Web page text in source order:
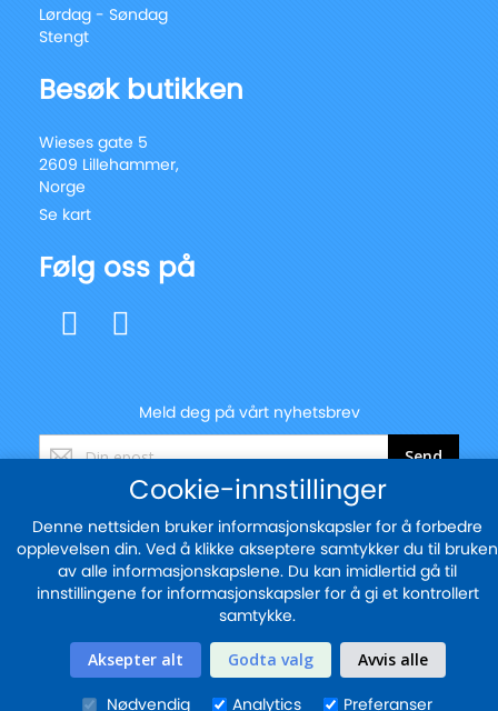
Lørdag - Søndag
Stengt
Besøk butikken
Wieses gate 5
2609 Lillehammer,
Norge
Se kart
Følg oss på
Meld deg på vårt nyhetsbrev
Registrer
nyhetsbrev:
Send
© 2025 - blekkskriveren.no
Sikker betaling med
Cookie-innstillinger
Denne nettsiden bruker informasjonskapsler for å forbedre
opplevelsen din. Ved å klikke akseptere samtykker du til bruken
av alle informasjonskapslene. Du kan imidlertid gå til
innstillingene for informasjonskapsler for å gi et kontrollert
samtykke.
Aksepter alt Godta valg Avvis alle
Nødvendig Analytics Preferanser